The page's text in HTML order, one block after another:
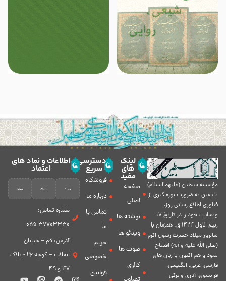
مؤسسه سبطين (عليهماالسلام)
با يقين به ضرورت بهره گیرى از
فناورى اطلاع رسانى روز،
وبسایت خود را در تاريخ 17
ربيع الاول 1424 ق. همزمان با
سالروز ميلاد حضرت رسول اكرم
(صلی الله علیه و آله) افتتاح
نمود و هم اكنون با زبان های
فارسی، عربى، انگلیسی،
فرانسوی، آذری و ترکی
لینک
های
مفید
صفحه
اصلی
نوشته ها
ویدئو ها
صوت ها
گالری
دسترسی
سریع
فروشگاه
درباره ما
تماس با
ما
حریم
خصوصی
قوانین
اطلاعات و نماد های
اعتماد
شماره تماس:
37703330-025
آدرس: قم – خیابان
انقلاب – کوچه 26 - پلاک
47 و 49